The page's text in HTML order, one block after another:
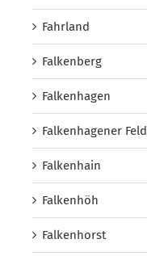
Fahrland
Falkenberg
Falkenhagen
Falkenhagener Feld
Falkenhain
Falkenhöh
Falkenhorst